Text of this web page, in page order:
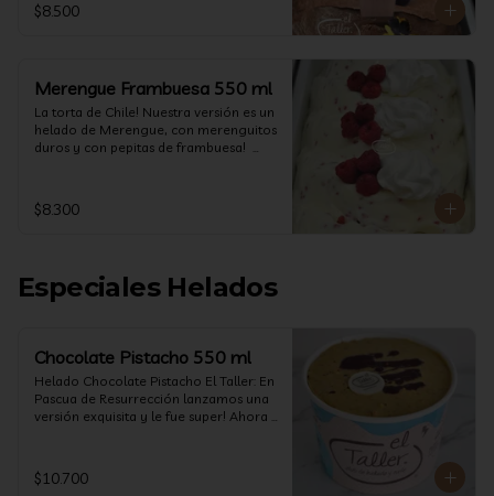
$8.500
Merengue Frambuesa 550 ml
La torta de Chile! Nuestra versión es un
helado de Merengue, con merenguitos
duros y con pepitas de frambuesa!
$8.300
Especiales Helados
Chocolate Pistacho 550 ml
Helado Chocolate Pistacho El Taller: En
Pascua de Resurrección lanzamos una
versión exquisita y le fue super! Ahora
calidad, al centro una bomba de
chocolate blanco relleno de crema de
$10.700